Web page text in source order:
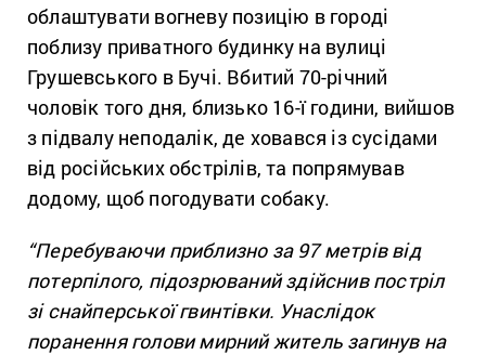
облаштувати вогневу позицію в городі
поблизу приватного будинку на вулиці
Грушевського в Бучі. Вбитий 70-річний
чоловік того дня, близько 16-ї години, вийшов
з підвалу неподалік, де ховався із сусідами
від російських обстрілів, та попрямував
додому, щоб погодувати собаку.
“Перебуваючи приблизно за 97 метрів від
потерпілого, підозрюваний здійснив постріл
зі снайперської гвинтівки. Унаслідок
поранення голови мирний житель загинув на